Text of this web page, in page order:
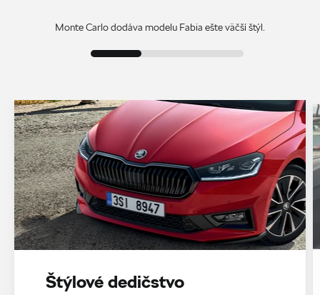
Monte Carlo dodáva modelu Fabia ešte väčší štýl.
Štýlové dedičstvo